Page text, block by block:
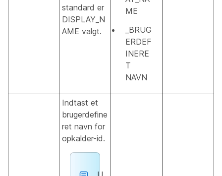
standard er
DISPLAY_N
AME valgt.
ME
_BRUG
ERDEF
INERE
T
NAVN
Indtast et
brugerdefine
ret navn for
opkalder-id.